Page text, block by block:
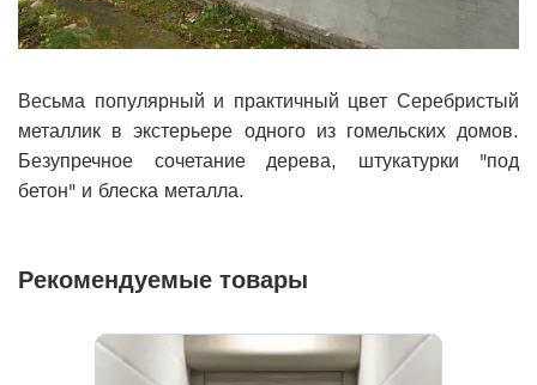
Весьма популярный и практичный цвет Серебристый
металлик в экстерьере одного из гомельских домов.
Безупречное сочетание дерева, штукатурки "под
бетон" и блеска металла.
Рекомендуемые товары